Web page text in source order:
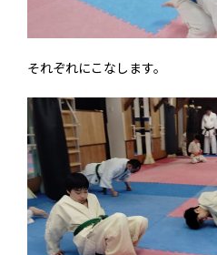
それぞれにこなします。